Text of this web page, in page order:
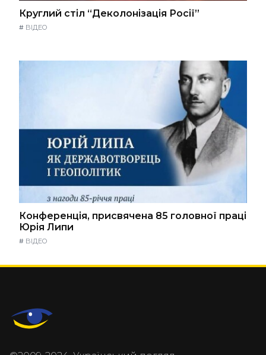
Круглий стіл “Деколонізація Росії”
# ВІДЕО
Конференція, присвячена 85 головної праці
Юрія Липи
# ВІДЕО